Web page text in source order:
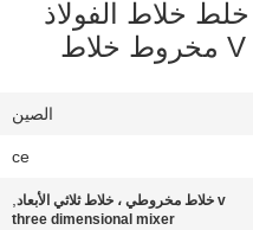
خلاط الفولاذ
الصين
ce
v خلاط مخروطي ، خلاط ثلاثي الأبعاد ,
three dimensional mixer